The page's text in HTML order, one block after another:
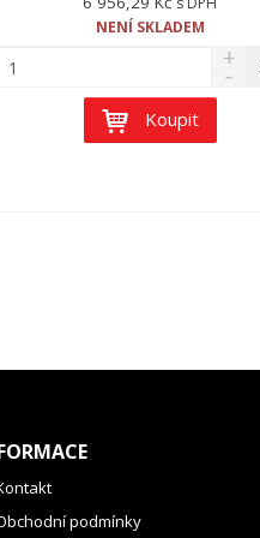
NENÍ SKLADEM
Koupit
podmínky